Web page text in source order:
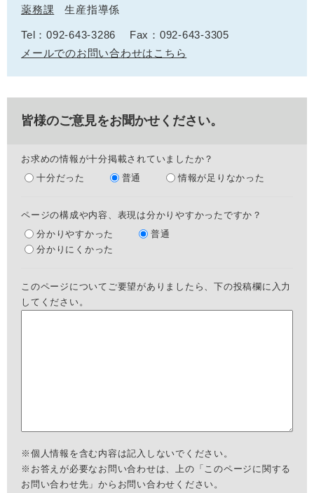
薬務課 生産指導係
Tel：092-643-3286
Fax：092-643-3305
メールでのお問い合わせはこちら
皆様のご意見をお聞かせください。
お求めの情報が十分掲載されていましたか？
十分だった
普通 情報が足りなかった
ページの構成や内容、表現は分かりやすかったですか？
分かりやすかった
普通
分かりにくかった
このページについてご要望がありましたら、下の投稿欄に入力
してください。
※個人情報を含む内容は記入しないでください。
※お答えが必要なお問い合わせは、上の「このページに関する
お問い合わせ先」からお問い合わせください。